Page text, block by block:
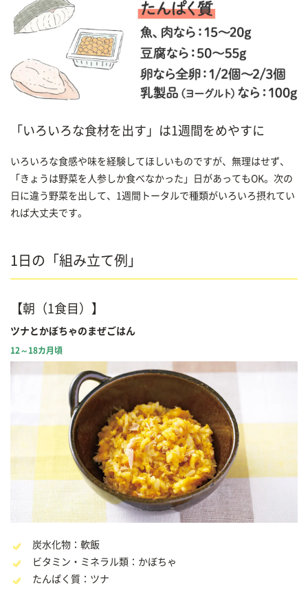
「いろいろな食材を出す」は1週間をめやすに
いろいろな食感や味を経験してほしいものですが、無理はせず、
「きょうは野菜を人参しか食べなかった」日があってもOK。次の
日に違う野菜を出して、1週間トータルで種類がいろいろ摂れてい
れば大丈夫です。
1日の「組み立て例」
【朝（1食目）】
ツナとかぼちゃのまぜごはん
12～18カ月頃
炭水化物：軟飯
ビタミン・ミネラル類：かぼちゃ
たんぱく質：ツナ